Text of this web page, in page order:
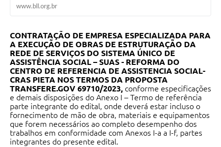
www.bll.org.br
CONTRATAÇÃO DE EMPRESA ESPECIALIZADA PARA
A EXECUÇÃO DE OBRAS DE ESTRUTURAÇÃO DA
REDE DE SERVIÇOS DO SISTEMA ÚNICO DE
ASSISTÊNCIA SOCIAL – SUAS - REFORMA DO
CENTRO DE REFERENCIA DE ASSISTENCIA SOCIAL-
CRAS PIETA NOS TERMOS DA PROPOSTA
TRANSFERE.GOV 69710/2023, conforme especificações
e demais disposições do Anexo I – Termo de referência
parte integrante do edital, onde deverá estar incluso o
fornecimento de mão de obra, materiais e equipamentos
que forem necessários ao completo desempenho dos
trabalhos em conformidade com Anexos I-a a I-f, partes
integrantes do presente edital.